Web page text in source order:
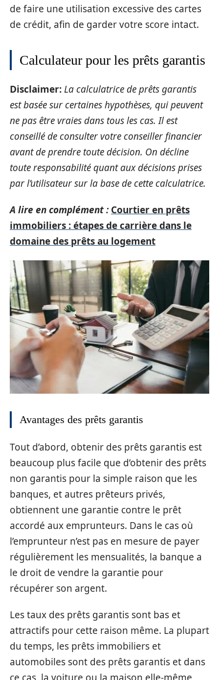
de faire une utilisation excessive des cartes
de crédit, afin de garder votre score intact.
Calculateur pour les prêts garantis
Disclaimer:La calculatrice de prêts garantis
est basée sur certaines hypothèses, qui peuvent
ne pas être vraies dans tous les cas. Il est
conseillé de consulter votre conseiller financier
avant de prendre toute décision. On décline
toute responsabilité quant aux décisions prises
par l’utilisateur sur la base de cette calculatrice.
A lire en complément : Courtier en prêts
immobiliers : étapes de carrière dans le
domaine des prêts au logement
Avantages des prêts garantis
Tout d’abord, obtenir des prêts garantis est
beaucoup plus facile que d’obtenir des prêts
non garantis pour la simple raison que les
banques, et autres prêteurs privés,
obtiennent une garantie contre le prêt
accordé aux emprunteurs. Dans le cas où
l’emprunteur n’est pas en mesure de payer
régulièrement les mensualités, la banque a
le droit de vendre la garantie pour
récupérer son argent.
Les taux des prêts garantis sont bas et
attractifs pour cette raison même. La plupart
du temps, les prêts immobiliers et
automobiles sont des prêts garantis et dans